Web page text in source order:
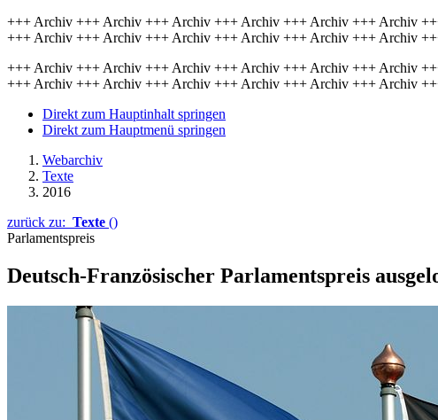
+++ Archiv +++ Archiv +++ Archiv +++ Archiv +++ Archiv +++ Archiv
+++ Archiv +++ Archiv +++ Archiv +++ Archiv +++ Archiv +++ Archiv
+++ Archiv +++ Archiv +++ Archiv +++ Archiv +++ Archiv +++ Archiv
+++ Archiv +++ Archiv +++ Archiv +++ Archiv +++ Archiv +++ Archiv
Direkt zum Hauptinhalt springen
Direkt zum Hauptmenü springen
Webarchiv
Texte
2016
zurück zu: Texte ()
Parlamentspreis
Deutsch-Französischer Parlamentspreis